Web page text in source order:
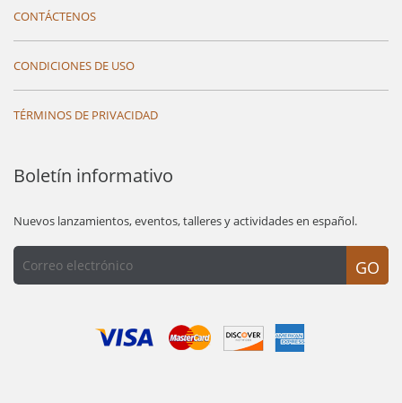
CONTÁCTENOS
CONDICIONES DE USO
TÉRMINOS DE PRIVACIDAD
Boletín informativo
Nuevos lanzamientos, eventos, talleres y actividades en español.
GO